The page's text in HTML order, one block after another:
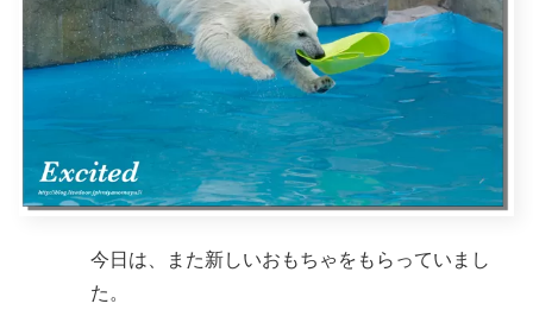
今日は、また新しいおもちゃをもらっていまし
た。